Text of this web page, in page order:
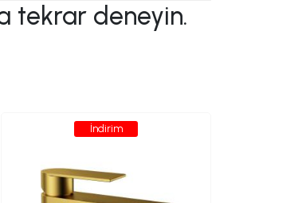
tekrar deneyin.
İndirim